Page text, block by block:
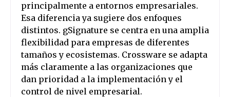
principalmente a entornos empresariales.
Esa diferencia ya sugiere dos enfoques
distintos. gSignature se centra en una amplia
flexibilidad para empresas de diferentes
tamaños y ecosistemas. Crossware se adapta
más claramente a las organizaciones que
dan prioridad a la implementación y el
control de nivel empresarial.